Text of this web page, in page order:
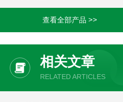
查看全部产品 >>
相关文章
RELATED ARTICLES